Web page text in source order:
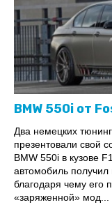
BMW 550i от
Два немецких
презентовали свой
BMW 550i в кузове
автомобиль получил
благодаря чему его
«заряженной» мод...